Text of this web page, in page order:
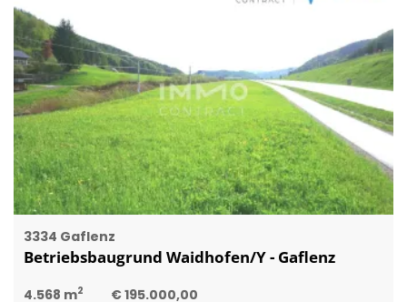
3334 Gaflenz
Betriebsbaugrund Waidhofen/Y - Gaflenz
4.568 m2 € 195.000,00